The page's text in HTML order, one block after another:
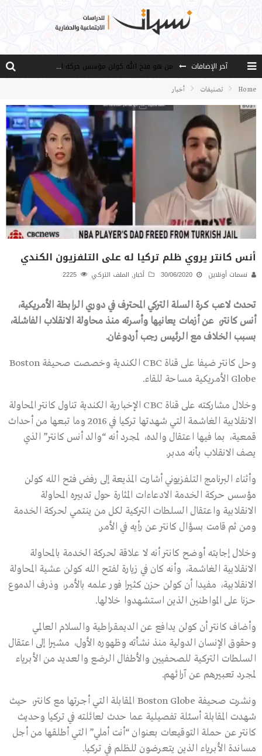
آخر الإضافات
من هو فتح الله كولن مؤسس حركة الخدمة؟
الأستاذ عالما عارفا حكيما
مصادر العلم وسببه
النـزعة التجديدية عند الأستاذ فتح الله كولن
Home تصنيفات أخبار
أنس كانتر يروي ظلم تركيا له على التلفزيون الكندي
نسمات أونلاين 30/06/2020 أخبار, الملف التركي
تحدث لاعب كرة السلة التركي المحترف في دوري الرابطة الأمريكية،
أنس كانتر، عن أزمات يعانيها وأسرته منذ محاولة الانقلاب الفاشلة،
بسبب الخلاف مع الرئيس رجب أردوغان.
وحل كانتر ضيفا على قناة CBC الكندية وخصصت صحيفة Boston
Globe الأمريكية مساحة للقاء.
وخلال مشاركته على قناة CBC الإخبارية الكندية تناول كانتر المحاولة
الانقلابية الغاشمة التي شهدتها تركيا في 2016 وما تبعها من أحداث
قمعية، بما فيها اعتقال والده، لمجرد أنه “والد أنس كانتر” الذي
يصف الانقلاب بأنه مدبر.
وأثناء البرنامج التلفزيوني أشارت المذيعة إلى رفض فتح الله كولن
مؤسس حركة الخدمة الادعاءات المثارة حول تدبيره المحاولة
الانقلابية واعتقال السلطات التركية لكل من ينتمي لحركة الخدمة
ومن ثم قامت بسؤال كانتر عن رأيه في الأمر.
وخلال إجابته أوضح كانتر أنه لا علاقة لحركة الخدمة بالمحاولة
الانقلابية الغاشمة، وأنه كان في زيارة لفتح الله كولن عشية المحاولة
الانقلابية، مفيدا أن كولن حزن كثيرا فور علمه بالأمر، وذرف الدموع
حزنا على المواطنين الذين استشهدوا خلالها.
وأضاف كانتر أن كولن يدافع عن الديمقراطية والسلام العالمي
وحقوق الإنسان الدولية منذ نشأته وظهوره الأول، مشيرا إلى اعتقال
السلطات التركية للصحفيين والأطفال الرضع والعديد من الأبرياء
لمجرد تعبيرهم عن آرائهم.
ونشرت صحيفة Boston Globe المقابلة التي أجرتها مع كانتر، حيث
شهدت المقابلة أسئلة تفصيلية عما حدث لعائلته في تركيا وحديث
كانتر عن حملة التوقيعات بعنوان “أنت أملي” التي أطلقها من أجل
مساندة الأبرياء الذين يتعرضون للظلم في تركيا.